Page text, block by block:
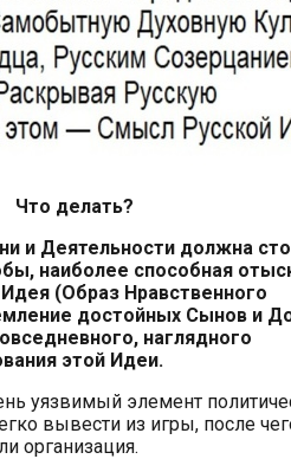
Что делать?
и Деятельности должна
наиболее способная
Идея (Образ Нравственного
достойных Сынов и
наглядного
этой Идеи.
уязвимый элемент
вывести из игры, после
организация.